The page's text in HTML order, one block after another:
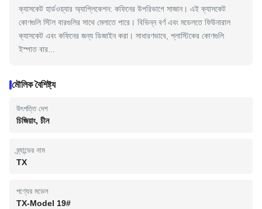
ক্যাসকেট হার্ডওয়্যার অ্যাপ্লিকেশন: কফিনের উপরিভাগে সাজান। এই ক্যাসকেট
কোণগুলি স্টিল বারগুলির সাথে মেলাতে পারে। বিভিন্ন বর্ণ এবং মডেলতে ফিউনারাল
ক্যাসকেট এবং কফিনের জন্য ডিজাইন করা। সাধারণভাবে, প্লাস্টিকের কোণগুলি
ইস্পাত বার...
মৌলিক বৈশিষ্ট্য
উৎপত্তি দেশ
চিজিয়াং, চীন
ব্র্যান্ডের নাম
TX
পণ্যের মডেল
TX-Model 19#